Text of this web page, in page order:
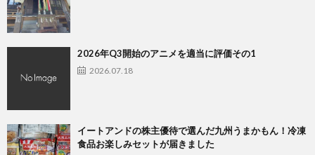
2026年Q3開始のアニメを適当に評価その1
2026.07.18
イートアンドの株主優待で選んだ九州うまかもん！冷凍
食品お楽しみセットが届きました